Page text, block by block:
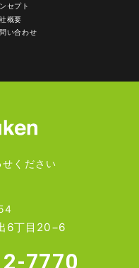
セプト
概要
い合わせ
ください
6丁目20−6
7770